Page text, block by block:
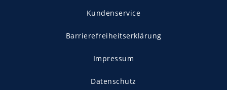
Kundenservice
Barrierefreiheitserklärung
Impressum
Datenschutz